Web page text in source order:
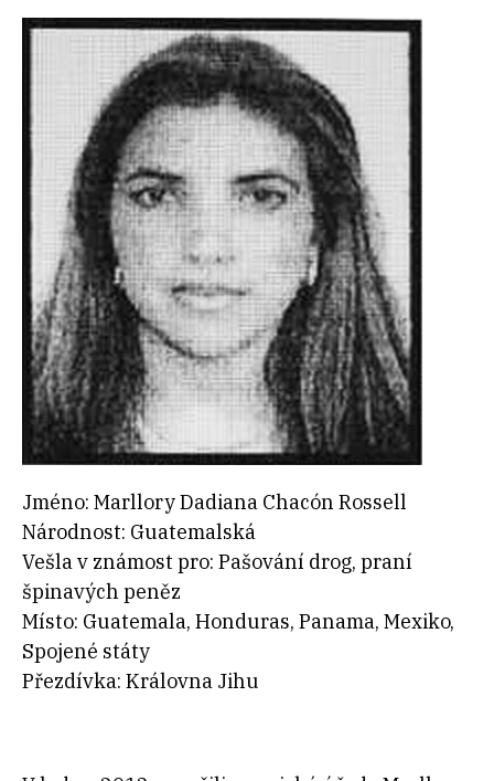
Jméno: Marllory Dadiana Chacón Rossell
Národnost: Guatemalská
Vešla v známost pro: Pašování drog, praní
špinavých peněz
Místo: Guatemala, Honduras, Panama, Mexiko,
Spojené státy
Přezdívka: Královna Jihu